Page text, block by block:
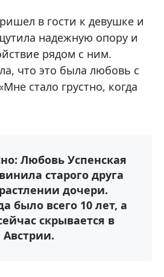
в гости к девушке и
надежную опору и
рядом с ним.
что это была любовь с
стало грустно, когда
Любовь Успенская
старого друга
дочери.
было всего 10 лет, а
скрывается в
Австрии.